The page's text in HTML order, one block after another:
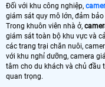
Đối với khu công nghiệp,
giám sát quy mô lớn, đảm
Trong khuôn viên nhà ở,
giám sát toàn bộ khu vực và
các trang trại chăn nuôi,
với khu nghỉ dưỡng, camera
tâm cho du khách và chủ đầu
quan trọng.